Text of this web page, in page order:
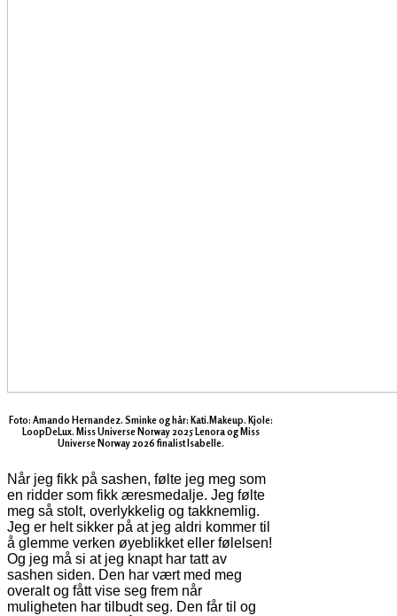
Foto: Amando Hernandez. Sminke og hår: Kati.Makeup. Kjole:
LoopDeLux. Miss Universe Norway 2025 Lenora og Miss
Universe Norway 2026 finalist Isabelle.
Når jeg fikk på sashen, følte jeg meg som
en ridder som fikk æresmedalje. Jeg følte
meg så stolt, overlykkelig og takknemlig.
Jeg er helt sikker på at jeg aldri kommer til
å glemme verken øyeblikket eller følelsen!
Og jeg må si at jeg knapt har tatt av
sashen siden. Den har vært med meg
overalt og fått vise seg frem når
muligheten har tilbudt seg. Den får til og